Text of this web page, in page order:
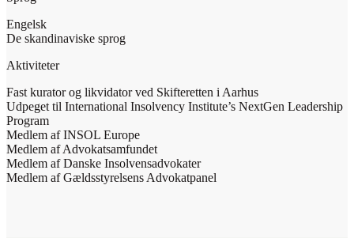
Engelsk
De skandinaviske sprog
Aktiviteter
Fast kurator og likvidator ved Skifteretten i Aarhus
Udpeget til International Insolvency Institute’s NextGen Leadership
Program
Medlem af INSOL Europe
Medlem af Advokatsamfundet
Medlem af Danske Insolvensadvokater
Medlem af Gældsstyrelsens Advokatpanel